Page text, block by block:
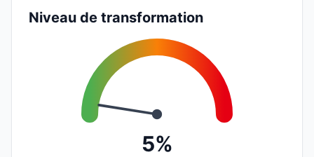
Niveau de transformation
5%